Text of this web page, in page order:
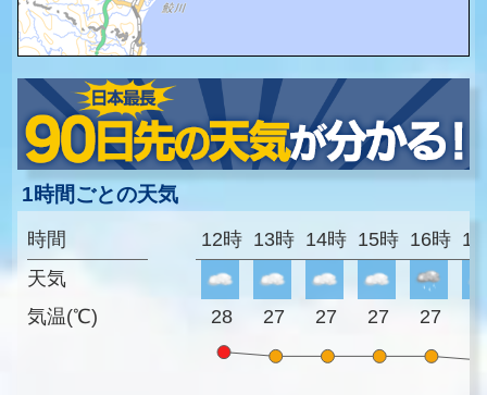
1時間ごとの天気
時間
天気
気温(℃)
12時 13時 14時 15時 16時
28 27 27 27 27